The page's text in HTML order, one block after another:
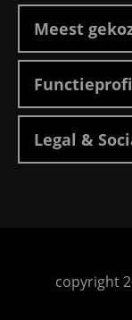
Meest
Legal &
copyright